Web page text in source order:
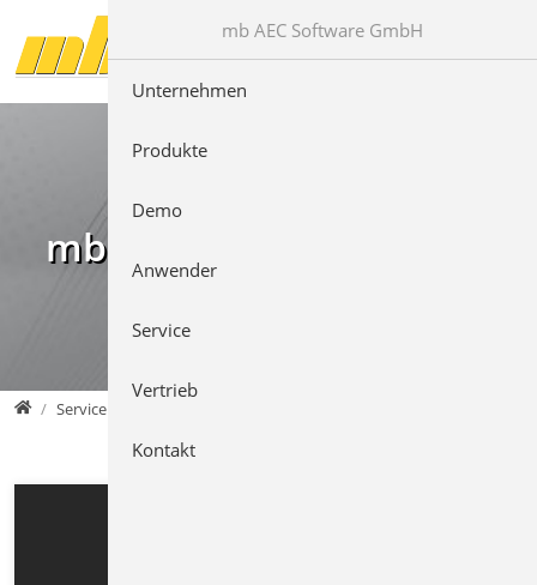
Direkt zur Hauptnavigation springen
Direkt zum Inhalt springen
mb Videos
mb AEC Software GmbH
Service
mb AEC Software GmbH
Unternehmen
Produkte
Demo
Anwender
Service
Vertrieb
Kontakt